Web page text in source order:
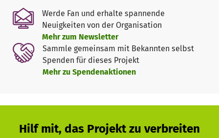
Wir danken Ihnen im Voraus herzlich für Ihre
Unterstützung und Ihr Interesse an unserer Arbeit.
Gemeinsam können wir dazu beitragen, die musikalische
Bildung in Kusuntu nachhaltig zu fördern.
Werde Fan und erhalte spannende
Neuigkeiten von der Organisation
Mehr zum Newsletter
Sammle gemeinsam mit Bekannten selbst
Spenden für dieses Projekt
Mehr zu Spendenaktionen
Hilf mit, das Projekt zu verbreiten